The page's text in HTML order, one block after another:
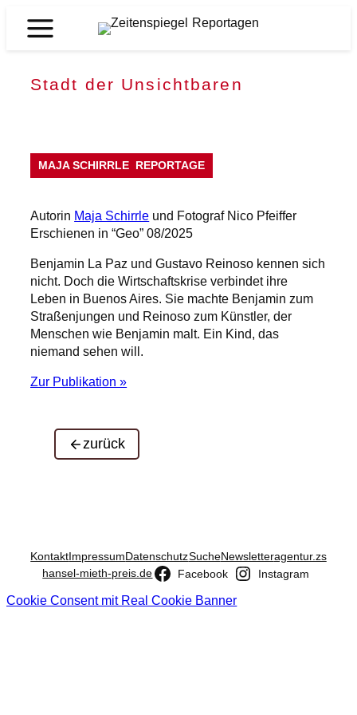
Inhalt
Zeitenspiegel
Stadt der Unsichtbaren
MAJA SCHIRRLE REPORTAGE
Autorin Maja Schirrle und Fotograf Nico Pfeiffer
Erschienen in “Geo” 08/2025
Benjamin La Paz und Gustavo Reinoso kennen sich
nicht. Doch die Wirtschaftskrise verbindet ihre
Leben in Buenos Aires. Sie machte Benjamin zum
Straßenjungen und Reinoso zum Künstler, der
Menschen wie Benjamin malt. Ein Kind, das
niemand sehen will.
Zur Publikation »
zurück
KontaktImpressumDatenschutzSucheNewsletteragentur.zs
hansel-mieth-preis.de
Facebook Instagram
Cookie Consent mit Real Cookie Banner